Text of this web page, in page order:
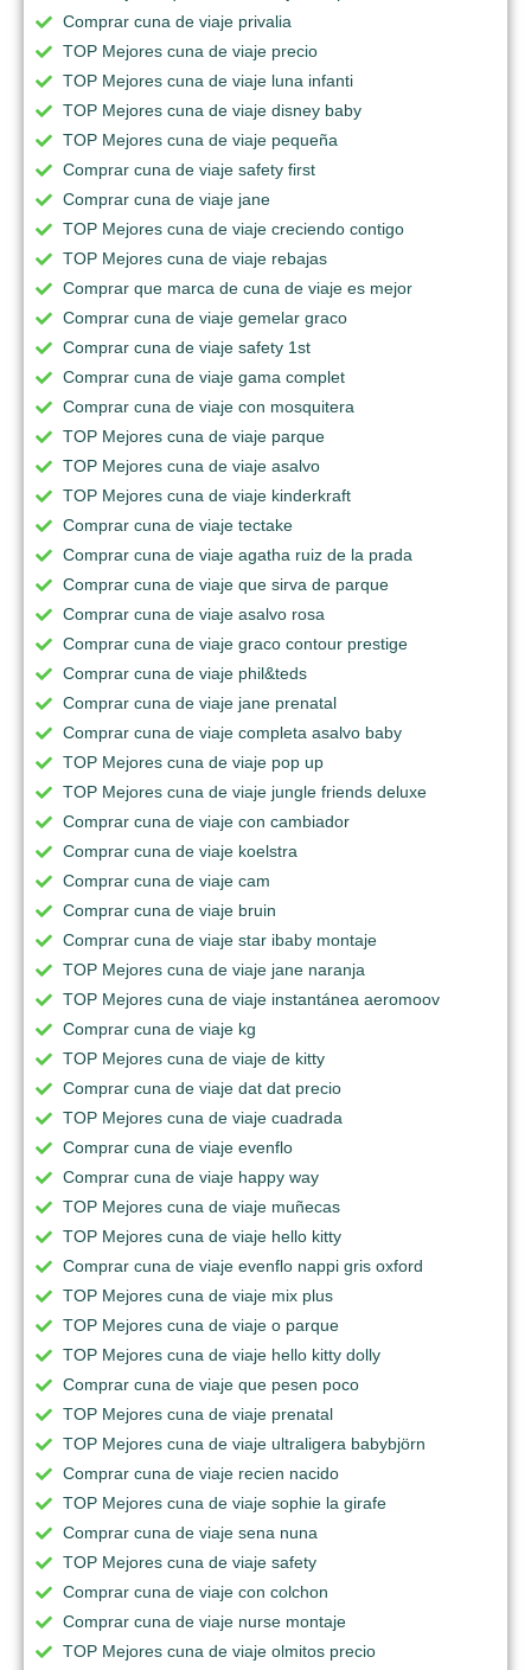
Comprar cuna de viaje privalia
TOP Mejores cuna de viaje precio
TOP Mejores cuna de viaje luna infanti
TOP Mejores cuna de viaje disney baby
TOP Mejores cuna de viaje pequeña
Comprar cuna de viaje safety first
Comprar cuna de viaje jane
TOP Mejores cuna de viaje creciendo contigo
TOP Mejores cuna de viaje rebajas
Comprar que marca de cuna de viaje es mejor
Comprar cuna de viaje gemelar graco
Comprar cuna de viaje safety 1st
Comprar cuna de viaje gama complet
Comprar cuna de viaje con mosquitera
TOP Mejores cuna de viaje parque
TOP Mejores cuna de viaje asalvo
TOP Mejores cuna de viaje kinderkraft
Comprar cuna de viaje tectake
Comprar cuna de viaje agatha ruiz de la prada
Comprar cuna de viaje que sirva de parque
Comprar cuna de viaje asalvo rosa
Comprar cuna de viaje graco contour prestige
Comprar cuna de viaje phil&teds
Comprar cuna de viaje jane prenatal
Comprar cuna de viaje completa asalvo baby
TOP Mejores cuna de viaje pop up
TOP Mejores cuna de viaje jungle friends deluxe
Comprar cuna de viaje con cambiador
Comprar cuna de viaje koelstra
Comprar cuna de viaje cam
Comprar cuna de viaje bruin
Comprar cuna de viaje star ibaby montaje
TOP Mejores cuna de viaje jane naranja
TOP Mejores cuna de viaje instantánea aeromoov
Comprar cuna de viaje kg
TOP Mejores cuna de viaje de kitty
Comprar cuna de viaje dat dat precio
TOP Mejores cuna de viaje cuadrada
Comprar cuna de viaje evenflo
Comprar cuna de viaje happy way
TOP Mejores cuna de viaje muñecas
TOP Mejores cuna de viaje hello kitty
Comprar cuna de viaje evenflo nappi gris oxford
TOP Mejores cuna de viaje mix plus
TOP Mejores cuna de viaje o parque
TOP Mejores cuna de viaje hello kitty dolly
Comprar cuna de viaje que pesen poco
TOP Mejores cuna de viaje prenatal
TOP Mejores cuna de viaje ultraligera babybjörn
Comprar cuna de viaje recien nacido
TOP Mejores cuna de viaje sophie la girafe
Comprar cuna de viaje sena nuna
TOP Mejores cuna de viaje safety
Comprar cuna de viaje con colchon
Comprar cuna de viaje nurse montaje
TOP Mejores cuna de viaje olmitos precio